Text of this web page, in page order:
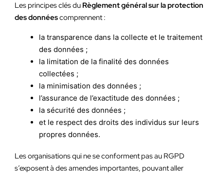
Les principes clés du Règlement général sur la protection
des donnéescomprennent :
la transparence dans la collecte et le traitement
des données ;
la limitation de la finalité des données
collectées ;
la minimisation des données ;
l’assurance de l’exactitude des données ;
la sécurité des données ;
et le respect des droits des individus sur leurs
propres données.
Les organisations qui ne se conforment pas au RGPD
s’exposent à des amendes importantes, pouvant aller